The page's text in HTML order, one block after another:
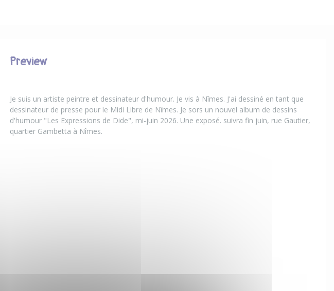
Preview
Je suis un artiste peintre et dessinateur d'humour. Je vis à Nîmes. J'ai dessiné en tant que
dessinateur de presse pour le Midi Libre de Nîmes. Je sors un nouvel album de dessins
d'humour "Les Expressions de Dide", mi-juin 2026. Une exposé. suivra fin juin, rue Gautier,